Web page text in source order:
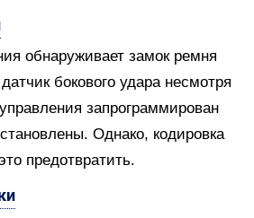
обнаруживает замок ремня
бокового удара несмотря
запрограммирован
Однако, кодировка
предотвратить.